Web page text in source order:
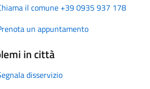
il comune +39 0935 937 178
un appuntamento
in città
disservizio